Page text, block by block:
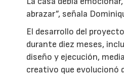
abrazar”, señala
El desarrollo del
durante diez meses,
diseño y ejecución,
creativo que evolucionó